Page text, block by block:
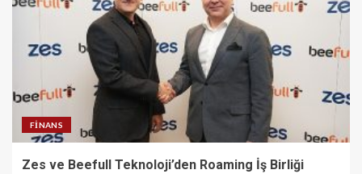
FINANS
Zes ve Beefull Teknoloji’den Roaming İş Birliği